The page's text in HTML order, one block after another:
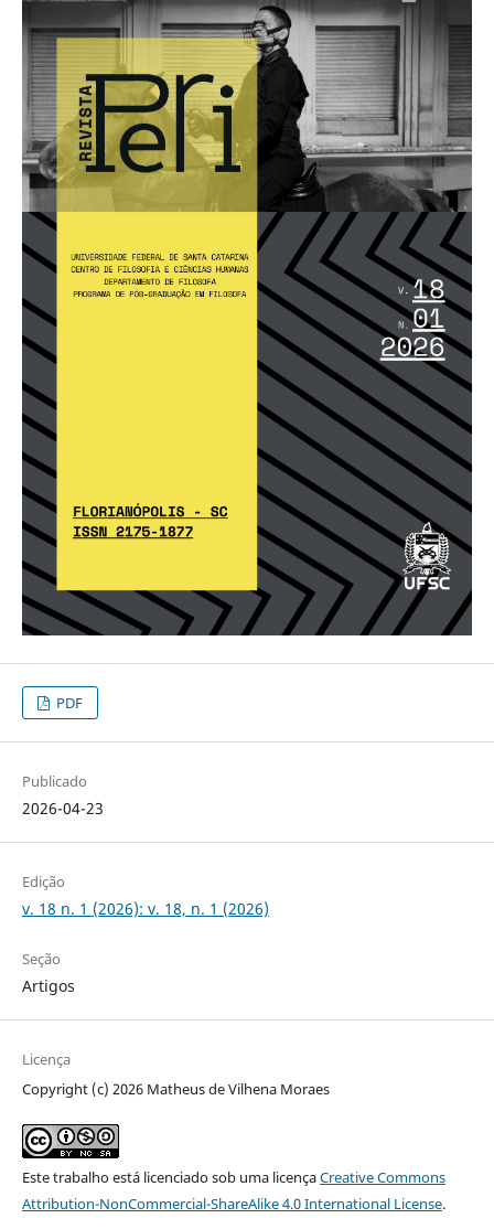
PDF
Publicado
2026-04-23
Edição
v. 18 n. 1 (2026): v. 18, n. 1 (2026)
Seção
Artigos
Licença
Copyright (c) 2026 Matheus de Vilhena Moraes
Este trabalho está licenciado sob uma licençaCreative Commons
Attribution-NonCommercial-ShareAlike 4.0 International License.